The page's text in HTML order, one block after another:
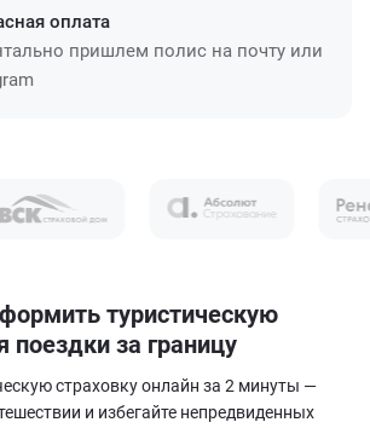
оплата
пришлем полис на почту или
туристическую
поездки за границу
страховку онлайн за 2 минуты —
и избегайте непредвиденных